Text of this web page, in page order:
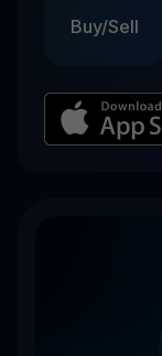
Buy/Sell